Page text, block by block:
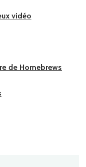
vidéo
de Homebrews